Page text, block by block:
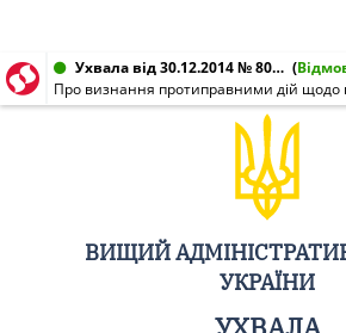
Ухвала від 30.12.2014 № 800/561/14 (
ВИЩИЙ
УКРАЇНИ